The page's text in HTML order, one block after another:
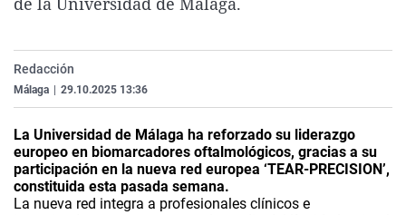
Gente viajera
Retornados
Operación Viuda
Galicia
Navarra
País Vasco
Televisión
Redacción
Málaga 29.10.2025 13:36
La Universidad de Málaga ha reforzado su liderazgo
europeo en biomarcadores oftalmológicos, gracias a su
participación en la nueva red europea ‘TEAR-PRECISION’,
constituida esta pasada semana.
La nueva red integra a profesionales clínicos e